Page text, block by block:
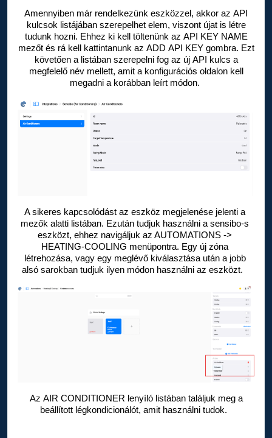
Amennyiben már rendelkezünk eszközzel, akkor az API
kulcsok listájában szerepelhet elem, viszont újat is létre
tudunk hozni. Ehhez ki kell töltenünk az API KEY NAME
mezőt és rá kell kattintanunk az ADD API KEY gombra. Ezt
követően a listában szerepelni fog az új API kulcs a
megfelelő név mellett, amit a konfigurációs oldalon kell
megadni a korábban leírt módon.
A sikeres kapcsolódást az eszköz megjelenése jelenti a
mezők alatti listában. Ezután tudjuk használni a sensibo-s
eszközt, ehhez navigáljuk az AUTOMATIONS ->
HEATING-COOLING menüpontra. Egy új zóna
létrehozása, vagy egy meglévő kiválasztása után a jobb
alsó sarokban tudjuk ilyen módon használni az eszközt.
Az AIR CONDITIONER lenyíló listában találjuk meg a
beállított légkondicionálót, amit használni tudok.